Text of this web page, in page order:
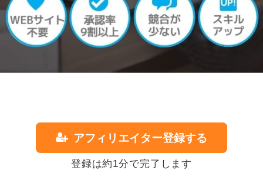
アフィリエイター登録する
登録は約1分で完了します